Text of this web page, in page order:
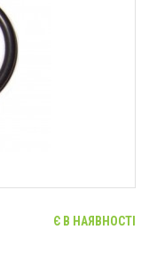
Є В НАЯВНОСТІ